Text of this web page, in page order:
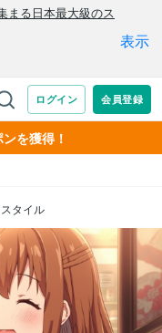
を獲得！
タイル